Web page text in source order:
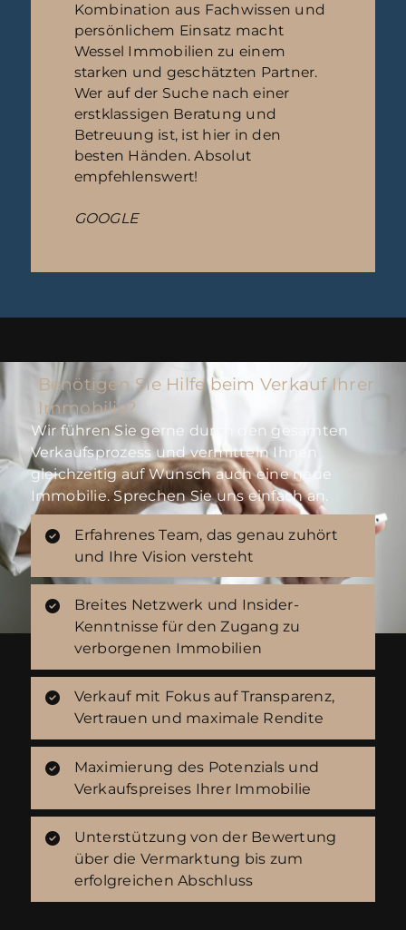
Kombination aus Fachwissen und
persönlichem Einsatz macht
Wessel Immobilien zu einem
starken und geschätzten Partner.
Wer auf der Suche nach einer
erstklassigen Beratung und
Betreuung ist, ist hier in den
besten Händen. Absolut
empfehlenswert!
GOOGLE
Benötigen Sie Hilfe beim Verkauf Ihrer
Immobilie?
Wir führen Sie gerne durch den gesamten
Verkaufsprozess und vermitteln Ihnen
gleichzeitig auf Wunsch auch eine neue
Immobilie. Sprechen Sie uns einfach an.
Erfahrenes Team, das genau zuhört
und Ihre Vision versteht
Breites Netzwerk und Insider-
Kenntnisse für den Zugang zu
verborgenen Immobilien
Verkauf mit Fokus auf Transparenz,
Vertrauen und maximale Rendite
Maximierung des Potenzials und
Verkaufspreises Ihrer Immobilie
Unterstützung von der Bewertung
über die Vermarktung bis zum
erfolgreichen Abschluss